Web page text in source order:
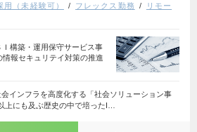
用（未経験可） フレックス勤務
リモー
Ｉ構築・運用保守サービス事
報セキュリテイ対策の推進
会インフラを高度化する「社会ソリューション事
上にも及ぶ歴史の中で培ったI…